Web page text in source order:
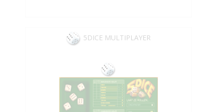
5DICE MULTIPLAYER